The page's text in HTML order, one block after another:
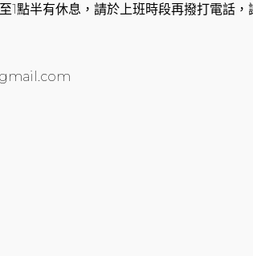
1點半有休息，請於上班時段再撥打電話，